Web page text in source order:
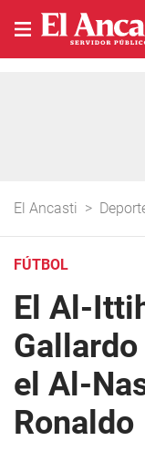
El Ancasti >
FÚTBOL
El Al-
el Al-
Ronaldo